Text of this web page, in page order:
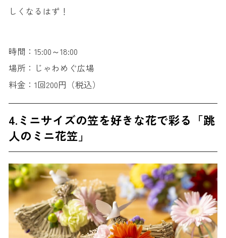
しくなるはず！
時間：15:00～18:00
場所：じゃわめぐ広場
料金：1回200円（税込）
4.ミニサイズの笠を好きな花で彩る「跳
人のミニ花笠」